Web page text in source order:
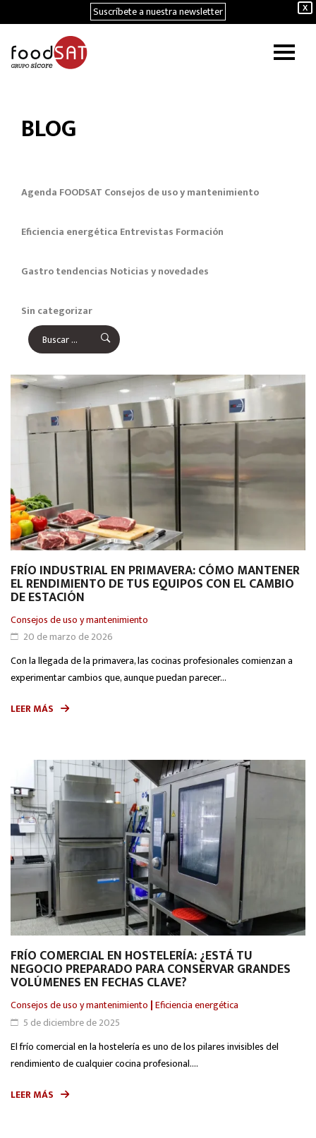
X
Suscríbete a nuestra newsletter
BLOG
Agenda FOODSAT Consejos de uso y mantenimiento
Eficiencia energética Entrevistas Formación
Gastro tendencias Noticias y novedades
Sin categorizar
FRÍO INDUSTRIAL EN PRIMAVERA: CÓMO MANTENER
EL RENDIMIENTO DE TUS EQUIPOS CON EL CAMBIO
DE ESTACIÓN
Consejos de uso y mantenimiento
20 de marzo de 2026
Con la llegada de la primavera, las cocinas profesionales comienzan a
experimentar cambios que, aunque puedan parecer...
LEER MÁS
FRÍO COMERCIAL EN HOSTELERÍA: ¿ESTÁ TU
NEGOCIO PREPARADO PARA CONSERVAR GRANDES
VOLÚMENES EN FECHAS CLAVE?
Consejos de uso y mantenimiento |Eficiencia energética
5 de diciembre de 2025
El frío comercial en la hostelería es uno de los pilares invisibles del
rendimiento de cualquier cocina profesional....
LEER MÁS